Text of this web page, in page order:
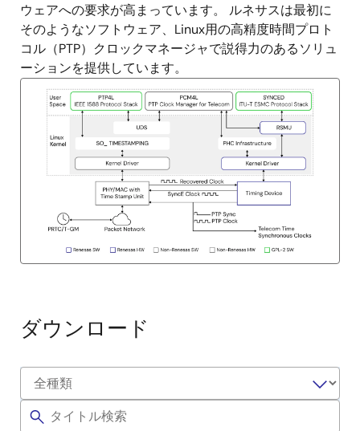
ウェアへの要求が高まっています。 ルネサスは最初に
そのようなソフトウェア、Linux用の高精度時間プロト
コル（PTP）クロックマネージャで説得力のあるソリュ
ーションを提供しています。
ダウンロード